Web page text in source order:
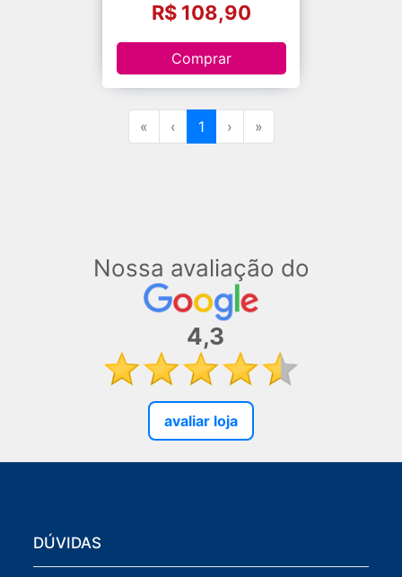
R$ 108,90
Comprar
« ‹ 1 › »
Nossa avaliação do
4,3
avaliar loja
DÚVIDAS